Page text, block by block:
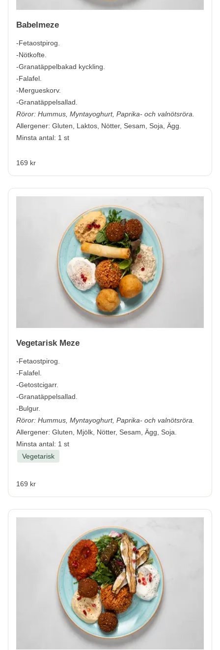
Babelmeze
-Fetaostpirog.
-Nötkofte.
-Granatäppelbakad kyckling.
-Falafel.
-Mergueskorv.
-Granatäppelsallad.
Röror: Hummus, Myntayoghurt, Paprika- och valnötsröra.
Allergener: Gluten, Laktos, Nötter, Sesam, Soja, Ägg.
Minsta antal: 1 st
169 kr
Vegetarisk Meze
-Fetaostpirog.
-Falafel.
-Getostcigarr.
-Granatäppelsallad.
-Bulgur.
Röror: Hummus, Myntayoghurt, Paprika- och valnötsröra.
Allergener: Gluten, Mjölk, Nötter, Sesam, Ägg, Soja.
Minsta antal: 1 st
Vegetarisk
169 kr